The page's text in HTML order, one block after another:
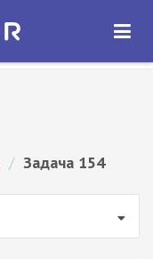
ОТКРЫТЬ
/ Задача 154